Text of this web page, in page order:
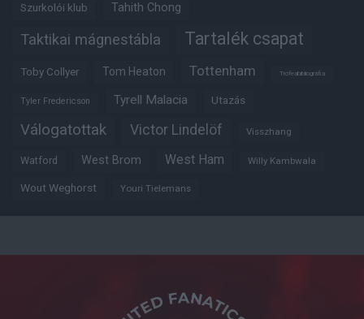
Szurkolói klub Tahith Chong
Taktikai mágnestábla Tartalék csapat
Toby Collyer Tom Heaton Tottenham Trófeabibliográfia
Tyler Fredericson Tyrell Malacia Utazás
Válogatottak Victor Lindelöf Visszhang
Watford West Brom West Ham Willy Kambwala
Wout Weghorst Youri Tielemans